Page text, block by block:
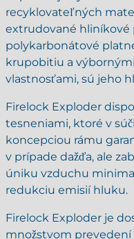
recyklovateľných
extrudované hliníkové
polykarbonátové
krupobitiu a
vlastnosťami, sú jeho
Firelock Exploder
tesneniami, ktoré v
koncepciou rámu
v prípade dažďa, ale
úniku vzduchu
redukciu emisií hluku.
Firelock Exploder je
množstvom